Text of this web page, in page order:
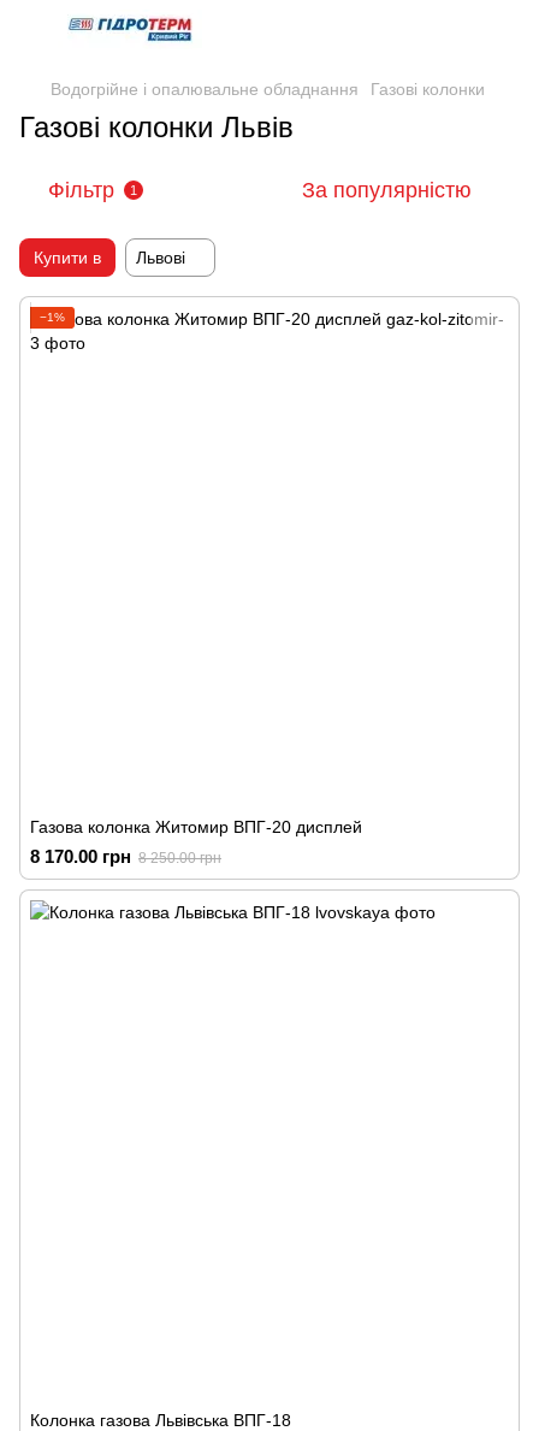
Водогрійне і опалювальне обладнання Газові колонки
Газові колонки Львів
Фільтр 1 За популярністю
Купити в Львові
−1%
Газова колонка Житомир ВПГ-20 дисплей
8 170.00 грн 8 250.00 грн
Колонка газова Львівська ВПГ-18